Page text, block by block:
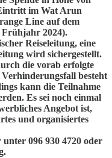
im Wat Arun
Line auf dem
Frühjahr 2024).
Reiseleitung, eine
wird sichergestellt.
die vorab erfolgte
besteht
kann die Teilnahme
Es sei noch einmal
Angebot ist,
und organisiertes
096 930 4720 oder